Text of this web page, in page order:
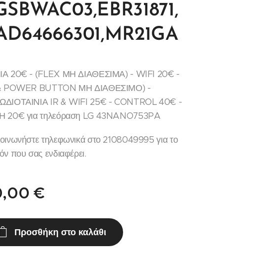
20€ - (FLEX ΜΗ ΔΙΑΘΕΣΙΜΑ) - WIFI 20€ -
POWER BUTTON ΜΗ ΔΙΑΘΕΣΙΜΟ) -
IR & WIFI 25€ - CONTROL 40€ -
20€ για τηλεόραση LG 43NANO753PA
τηλεφωνικά στο 2108049995 για το
που σας ενδιαφέρει.
€
Προσθήκη στο καλάθι